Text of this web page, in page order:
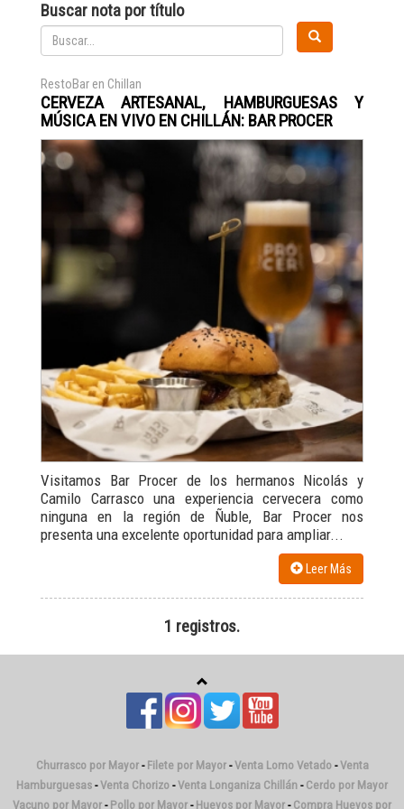
Buscar nota por título
RestoBar en Chillan
CERVEZA ARTESANAL, HAMBURGUESAS Y
MÚSICA EN VIVO EN CHILLÁN: BAR PROCER
Visitamos Bar Procer de los hermanos Nicolás y
Camilo Carrasco una experiencia cervecera como
ninguna en la región de Ñuble, Bar Procer nos
presenta una excelente oportunidad para ampliar...
Leer Más
1 registros.
Churrasco por Mayor- Filete por Mayor-Venta Lomo Vetado-Venta
Hamburguesas -Venta Chorizo -Venta Longaniza Chillán - Cerdo por Mayor
Vacuno por Mayor - Pollo por Mayor - Huevos por Mayor - Compra Huevos por